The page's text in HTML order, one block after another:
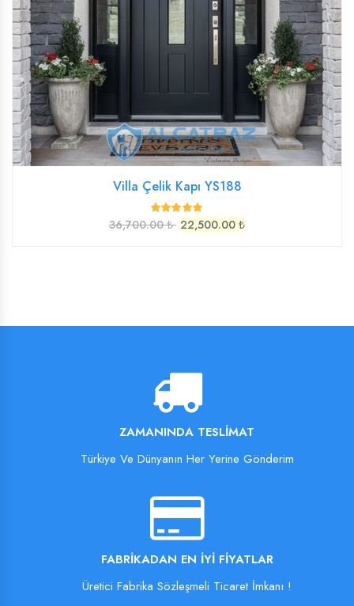
Villa Çelik Kapı YS188
36,700.00 ₺ 22,500.00 ₺
ZAMANINDA TESLIMAT
Türkiye Ve Dünyanın Her Yerine Gönderim
FABRIKADAN EN İYI FIYATLAR
Üretici Fabrika Sözleşmeli Ticaret İmkanı !